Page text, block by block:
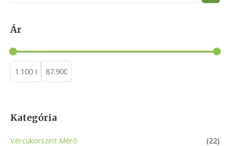
e
r
c
h
Ár
Kategória
Vércukorszint Mérő (22)